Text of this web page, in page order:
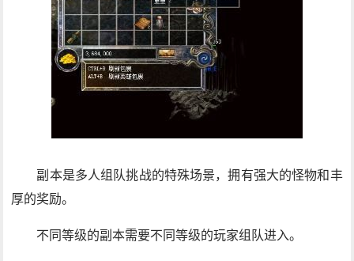
副本是多人组队挑战的特殊场景，拥有强大的怪物和丰
厚的奖励。
不同等级的副本需要不同等级的玩家组队进入。